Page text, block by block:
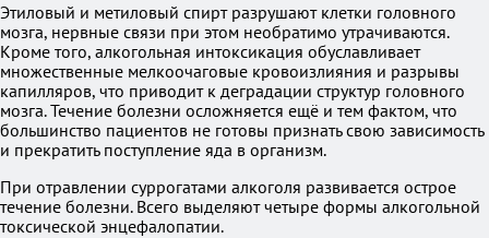
Этиловый и метиловый спирт разрушают клетки головного
мозга, нервные связи при этом необратимо утрачиваются.
Кроме того, алкогольная интоксикация обуславливает
множественные мелкоочаговые кровоизлияния и разрывы
капилляров, что приводит к деградации структур головного
мозга. Течение болезни осложняется ещё и тем фактом, что
большинство пациентов не готовы признать свою зависимость
и прекратить поступление яда в организм.
При отравлении суррогатами алкоголя развивается острое
течение болезни. Всего выделяют четыре формы алкогольной
токсической энцефалопатии.